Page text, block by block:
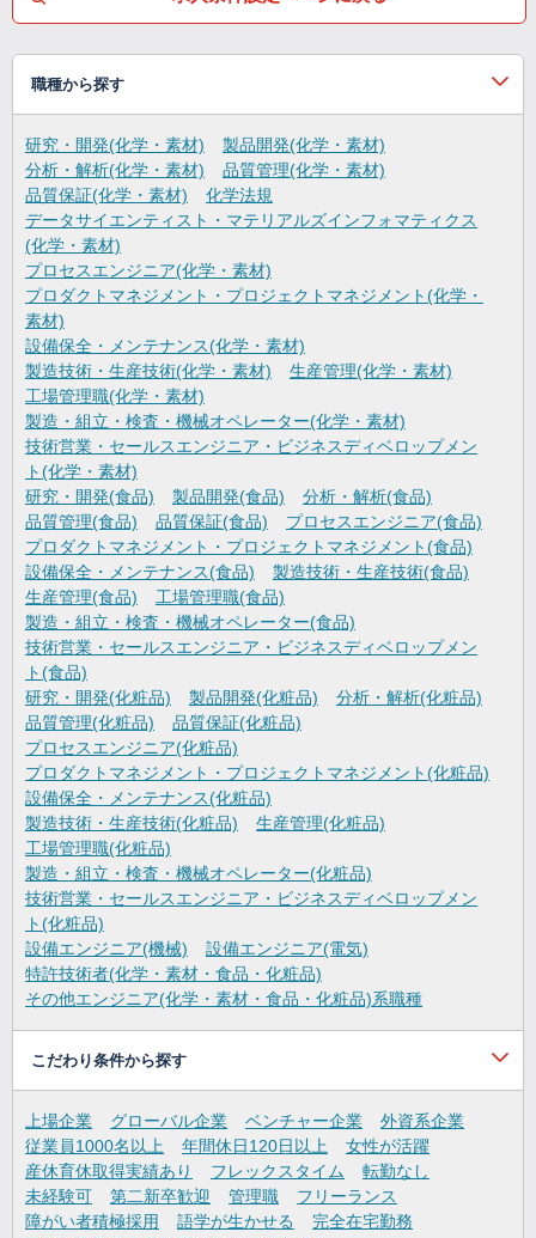
職種から探す
研究・開発(化学・素材)
製品開発(化学・素材)
分析・解析(化学・素材)
品質管理(化学・素材)
品質保証(化学・素材)
化学法規
データサイエンティスト・マテリアルズインフォマティクス
(化学・素材)
プロセスエンジニア(化学・素材)
プロダクトマネジメント・プロジェクトマネジメント(化学・
素材)
設備保全・メンテナンス(化学・素材)
製造技術・生産技術(化学・素材)
生産管理(化学・素材)
工場管理職(化学・素材)
製造・組立・検査・機械オペレーター(化学・素材)
技術営業・セールスエンジニア・ビジネスディベロップメン
ト(化学・素材)
研究・開発(食品)
製品開発(食品)
分析・解析(食品)
品質管理(食品)
品質保証(食品)
プロセスエンジニア(食品)
プロダクトマネジメント・プロジェクトマネジメント(食品)
設備保全・メンテナンス(食品)
製造技術・生産技術(食品)
生産管理(食品)
工場管理職(食品)
製造・組立・検査・機械オペレーター(食品)
技術営業・セールスエンジニア・ビジネスディベロップメン
ト(食品)
研究・開発(化粧品)
製品開発(化粧品)
分析・解析(化粧品)
品質管理(化粧品)
品質保証(化粧品)
プロセスエンジニア(化粧品)
プロダクトマネジメント・プロジェクトマネジメント(化粧品)
設備保全・メンテナンス(化粧品)
製造技術・生産技術(化粧品)
生産管理(化粧品)
工場管理職(化粧品)
製造・組立・検査・機械オペレーター(化粧品)
技術営業・セールスエンジニア・ビジネスディベロップメン
ト(化粧品)
設備エンジニア(機械)
設備エンジニア(電気)
特許技術者(化学・素材・食品・化粧品)
その他エンジニア(化学・素材・食品・化粧品)系職種
こだわり条件から探す
上場企業 グローバル企業 ベンチャー企業
外資系企業
従業員1000名以上
年間休日120日以上
女性が活躍
産休育休取得実績あり
フレックスタイム
転勤なし
未経験可
第二新卒歓迎 管理職
フリーランス
障がい者積極採用
語学が生かせる
完全在宅勤務